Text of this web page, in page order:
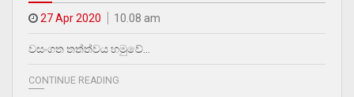
27 Apr 2020 10.08 am
වසංගත තත්ත්වය හමුවේ…
CONTINUE READING